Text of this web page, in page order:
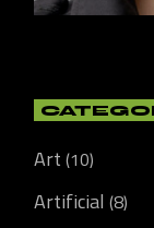
Art (10)
Artificial (8)